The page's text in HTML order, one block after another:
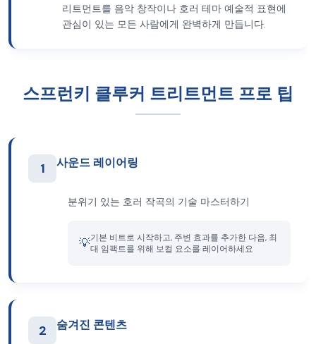
리트먼트를 음악 창작이나 호러 테마 예술적 표현에
관심이 있는 모든 사람에게 완벽하게 만듭니다.
스프런키 클루커 트리트먼트 프로 팁
1 사운드 레이어링
분위기 있는 호러 작곡의 기술 마스터하기
💡기본 비트로 시작하고, 주변 효과를 추가한 다음, 최
대 임팩트를 위해 보컬 요소를 레이어하세요
2 숨겨진 콘텐츠